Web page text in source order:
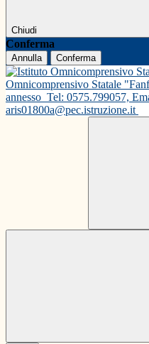
Chiudi
Conferma
Annulla Conferma
Omnicomprensivo Statale
annesso Tel: 0575.799057,
aris01800a@pec.istruzione.it